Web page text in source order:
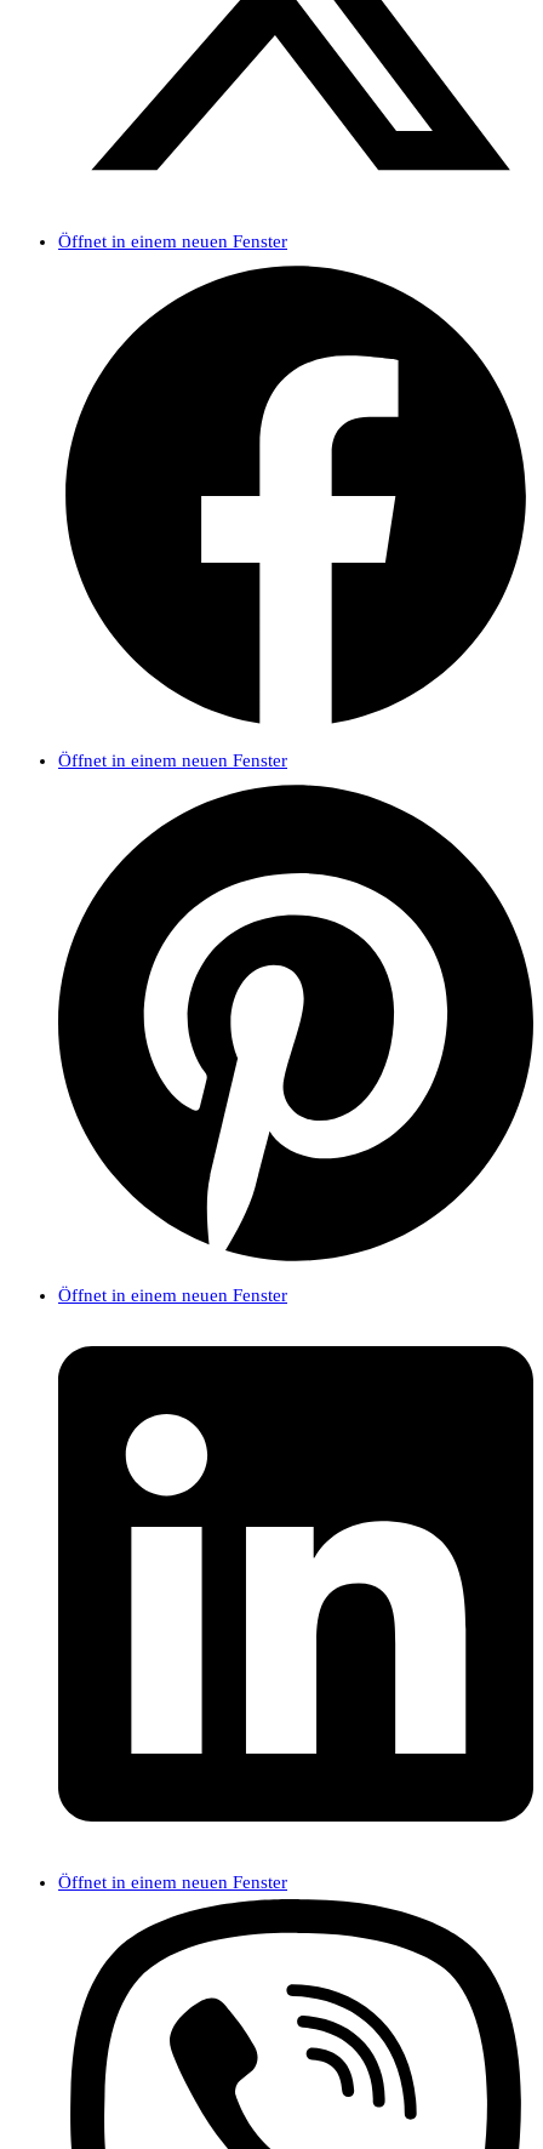
Öffnet in einem neuen Fenster
Öffnet in einem neuen Fenster
Öffnet in einem neuen Fenster
Öffnet in einem neuen Fenster